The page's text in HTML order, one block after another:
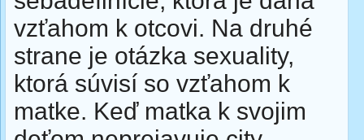
vzťahom k otcovi. Na druhé
strane je otázka sexuality,
ktorá súvisí so vzťahom k
matke. Keď matka k svojim